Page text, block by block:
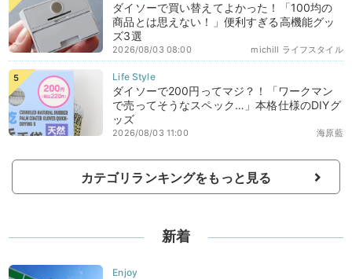
ダイソーで買い替えてよかった！「100均の
商品とは思えない！」便利すぎる高機能グッ
ズ3選
michill ライフスタイル
2026/08/03 08:00
ダイソーで200円ってマジ？！「ワークマン
で売ってそうなスペック…」本格仕様のDIYグ
ッズ
海原藍
2026/08/03 11:00
カテゴリランキングをもっと見る
新着